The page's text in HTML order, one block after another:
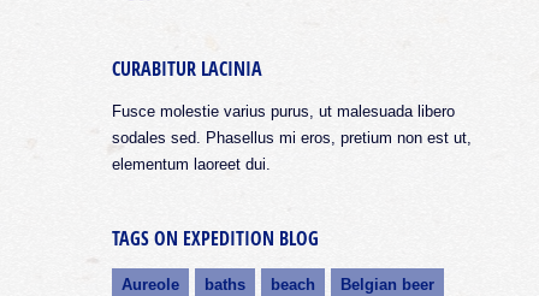
CURABITUR LACINIA
Fusce molestie varius purus, ut malesuada libero
sodales sed. Phasellus mi eros, pretium non est ut,
elementum laoreet dui.
TAGS ON EXPEDITION BLOG
Aureole baths beach Belgian beer